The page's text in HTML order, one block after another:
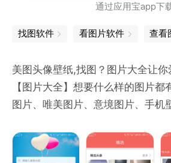
等多种滤镜风格，同时支持LR滤镜
果，让照片快速拥有高级质感，满
【图片调色】
内置专业调色工具，可自由调整亮
饱和度、色温、色调、高光、阴影
数，支持LR调色、LR修图以及照
片、复古、电影、清新等多种照片
通过应用宝app下
找图软件 看图片软件
美图头像壁纸,找图？图片大全让你
【图片大全】想要什么样的图片
图片、唯美图片、意境图片、手机
想到的，统统都给你。 【头像大
头像、女生头像、情侣头像、二次